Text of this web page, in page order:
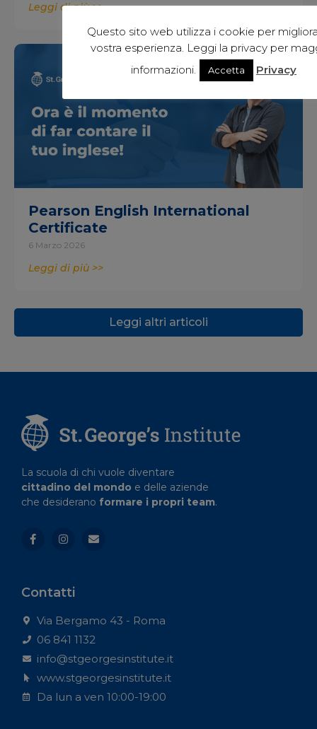
Leggi di più >>
Pearson English International
Certificate
6 Marzo 2026
Leggi di più >>
Leggi altri articoli
La scuola di chi vuole diventare
cittadino del mondo e delle aziende
che desiderano formare i propri team.
Contatti
Via Bergamo 43 - Roma
06 841 1132
info@stgeorgesinstitute.it
www.stgeorgesinstitute.it
Da lun a ven 10:00-19:00
Questo sito web utilizza i cookie per
vostra esperienza. Leggi la privacy per
informazioni.
Accetta Privacy